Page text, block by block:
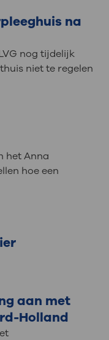
na
nog tijdelijk
niet te regelen
het Anna
hoe een
aan met
Holland